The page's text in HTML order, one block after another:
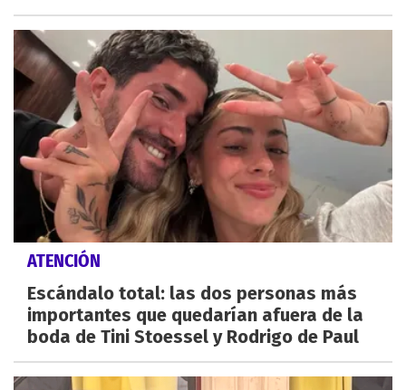
ATENCIÓN
Escándalo total: las dos personas más
importantes que quedarían afuera de la
boda de Tini Stoessel y Rodrigo de Paul